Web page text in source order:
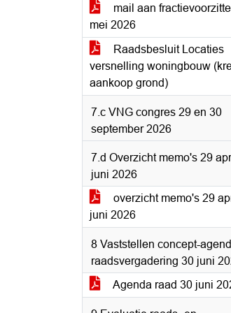
mail aan
mei 2026
Raadsbesluit Locaties
versnelling woningbouw
aankoop grond)
7.c VNG congres 29 en 30
september 2026
7.d Overzicht memo's 29
juni 2026
overzicht memo's 29
juni 2026
8 Vaststellen concept-
raadsvergadering 30 juni
Agenda raad 30 juni